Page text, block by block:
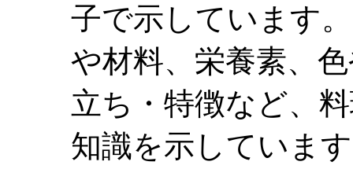
子で示しています
や材料、栄養素、
立ち・特徴など、
知識を示していま